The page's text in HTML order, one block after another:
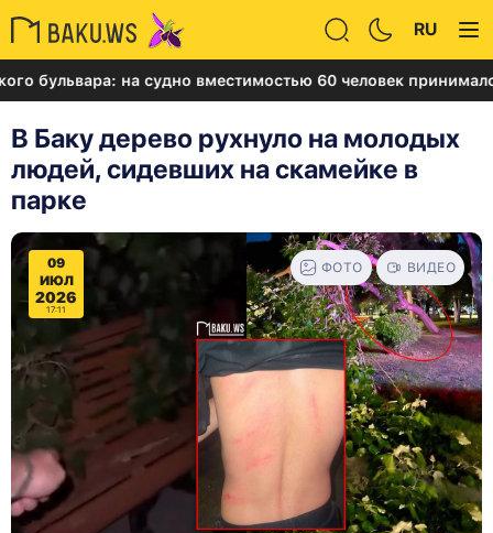
RU
на судно вместимостью 60 человек принималось
В Баку дерево рухнуло на молодых
людей, сидевших на скамейке в
парке
09
ИЮЛ
2026
17:11
ФОТО ВИДЕО